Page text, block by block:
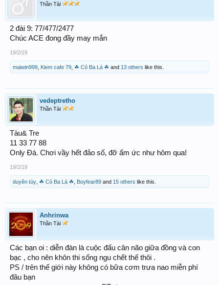
Thần Tài
2 đài 9: 77/477/2477
Chúc ACE đong đầy may mắn
19/2/19
maiwin999 Kiem cafe 79 ☘ Cỏ Ba Lá ☘ and 13 others like this.
vedeptretho
Thần Tài
Tàu& Tre
11 33 77 88
Only Đá. Chơi vầy hết đảo số, đỡ ấm ức như hôm qua!
19/2/19
duyên tùy ☘ Cỏ Ba Lá ☘ Boyfear89 and 15 others like this.
Anhrinwa
Thần Tài
Các bạn oi : diễn đàn là cuộc đấu cân não giữa đồng và con
bạc , cho nên khôn thi sống ngu chết thế thôi .
PS / trên thế giới này không có bữa cơm trưa nao miễn phí
đâu bạn